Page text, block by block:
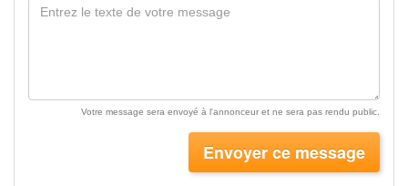
Votre message sera envoyé à l'annonceur et ne sera pas rendu public.
Envoyer ce message